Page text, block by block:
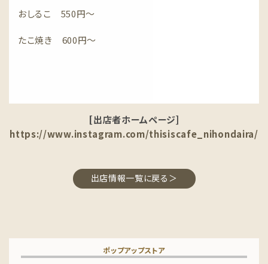
おしるこ 550円～
たこ焼き 600円～
[出店者ホームページ]
https://www.instagram.com/thisiscafe_nihondaira/
出店情報一覧に戻る＞
ポップアップストア